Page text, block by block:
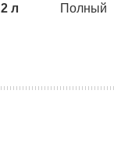
2 л Полный